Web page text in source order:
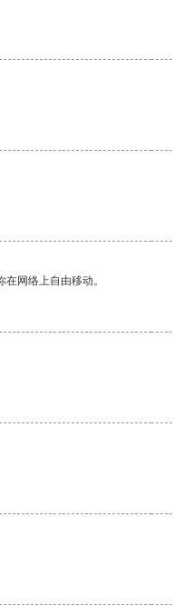
网络上自由移动。